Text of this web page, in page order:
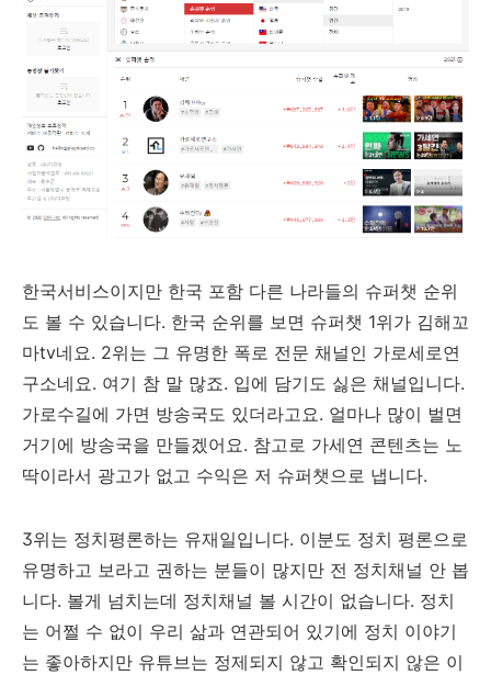
한국서비스이지만 한국 포함 다른 나라들의 슈퍼챗 순위
도 볼 수 있습니다. 한국 순위를 보면 슈퍼챗 1위가 김해꼬
마tv네요. 2위는 그 유명한 폭로 전문 채널인 가로세로연
구소네요. 여기 참 말 많죠. 입에 담기도 싫은 채널입니다.
가로수길에 가면 방송국도 있더라고요. 얼마나 많이 벌면
거기에 방송국을 만들겠어요. 참고로 가세연 콘텐츠는 노
딱이라서 광고가 없고 수익은 저 슈퍼챗으로 냅니다.
3위는 정치평론하는 유재일입니다. 이분도 정치 평론으로
유명하고 보라고 권하는 분들이 많지만 전 정치채널 안 봅
니다. 볼게 넘치는데 정치채널 볼 시간이 없습니다. 정치
는 어쩔 수 없이 우리 삶과 연관되어 있기에 정치 이야기
는 좋아하지만 유튜브는 정제되지 않고 확인되지 않은 이